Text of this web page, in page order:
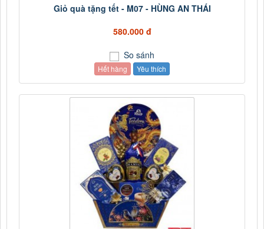
Giỏ quà tặng tết - M07 - HÙNG AN THÁI
580.000 đ
So sánh
Hết hàng Yêu thích